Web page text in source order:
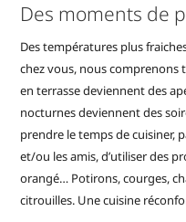
Des moments de
Des températures plus
chez vous, nous comprenons
en terrasse deviennent des
nocturnes deviennent des
prendre le temps de cuisiner,
et/ou les amis, d’utiliser des
orangé… Potirons, courges,
citrouilles. Une cuisine